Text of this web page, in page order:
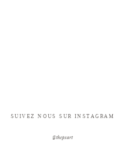
SUIVEZ NOUS SUR INSTAGRAM
@thepxart